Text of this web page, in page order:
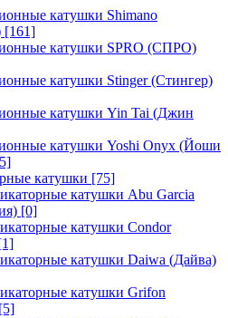
катушки Shimano
[161]
катушки SPRO (СПРО)
катушки Stinger (Стингер)
катушки Yin Tai (Джин
катушки Yoshi Onyx (Йоши
катушки [75]
катушки Abu Garcia
[0]
катушки Condor
катушки Daiwa (Дайва)
катушки Grifon
[5]